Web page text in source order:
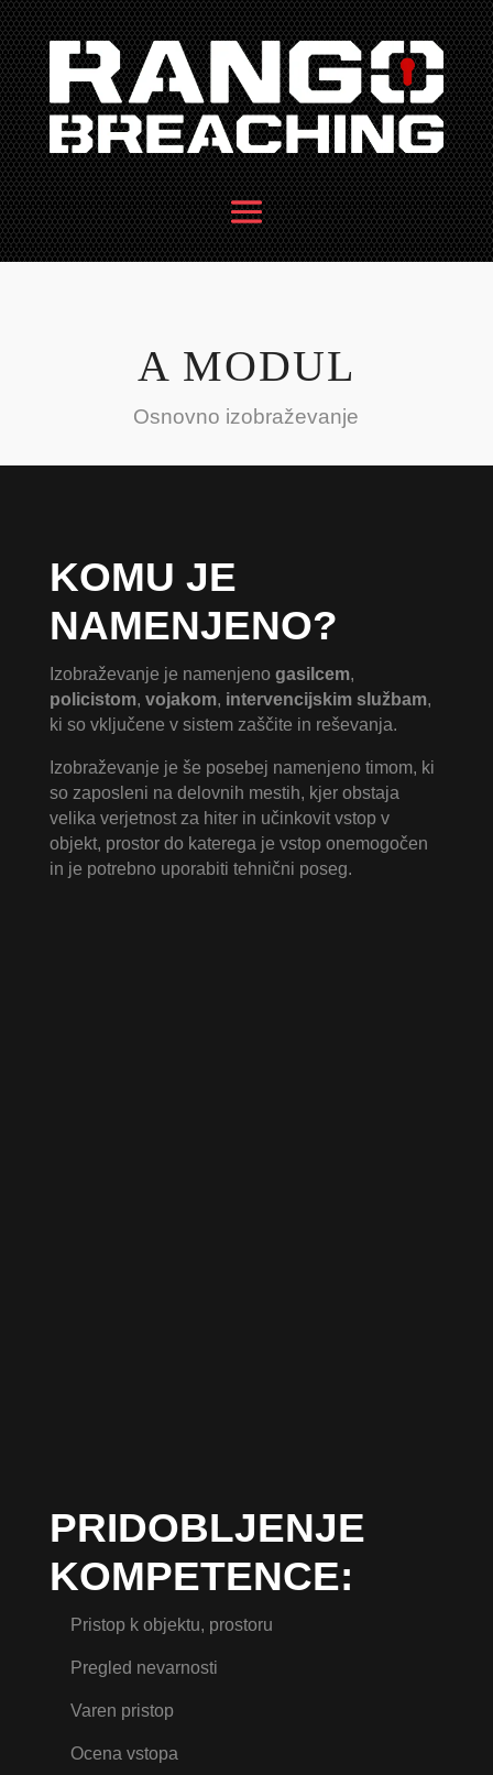
A MODUL
Osnovno izobraževanje
KOMU JE
NAMENJENO?
Izobraževanje je namenjeno gasilcem,
policistom, vojakom, intervencijskim službam,
ki so vključene v sistem zaščite in reševanja.
Izobraževanje je še posebej namenjeno timom, ki
so zaposleni na delovnih mestih, kjer obstaja
velika verjetnost za hiter in učinkovit vstop v
objekt, prostor do katerega je vstop onemogočen
in je potrebno uporabiti tehnični poseg.
PRIDOBLJENJE
KOMPETENCE:
Pristop k objektu, prostoru
Pregled nevarnosti
Varen pristop
Ocena vstopa